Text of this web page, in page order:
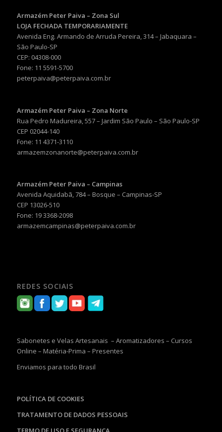
Armazém Peter Paiva – Zona Sul
LOJA FECHADA TEMPORARIAMENTE
Avenida Eng. Armando de Arruda Pereira, 314 – Jabaquara –
São Paulo-SP
CEP: 04308-000
Fone: 11 5591-5700
peterpaiva@peterpaiva.com.br
Armazém Peter Paiva – Zona Norte
Rua Pedro Madureira, 557 – Jardim São Paulo – São Paulo-SP
CEP 02044-140
Fone: 11 4371-3110
armazemzonanorte@peterpaiva.com.br
Armazém Peter Paiva – Campinas
Avenida Aquidabã, 784 – Bosque – Campinas-SP
CEP 13026-510
Fone: 19 3368-2098
armazemcampinas@peterpaiva.com.br
REDES SOCIAIS
Sabonetes e Velas Artesanais – Aromatizadores – Cursos
Online – Matéria-Prima – Presentes
Enviamos para todo Brasil
POLÍTICA DE COOKIES
TRATAMENTO DE DADOS PESSOAIS